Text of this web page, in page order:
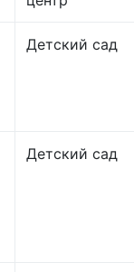
Детский сад
Детский сад